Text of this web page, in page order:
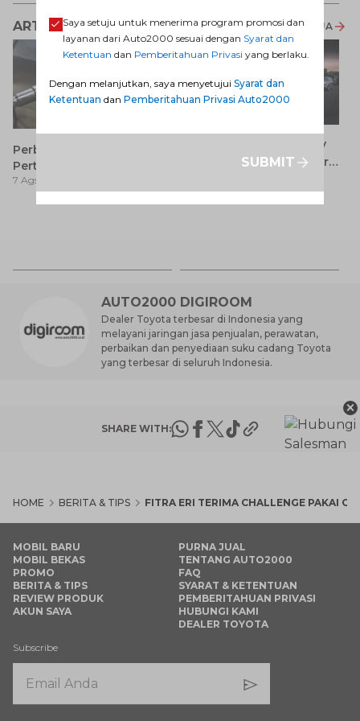
ARTIKEL LAINNYA LIHAT SEMUA
Perbedaan Pertamax dan
Pertalite: Mana yang Lebih
Baik untuk Mobil Toyota
7 Ags 2026
7 Keunggulan Mobil SUV
Dibanding MPV yang Perlu
AUTO2000 DIGIROOM
Dealer Toyota terbesar di Indonesia yang
melayani jaringan jasa penjualan, perawatan,
perbaikan dan penyediaan suku cadang Toyota
yang terbesar di seluruh Indonesia.
SHARE WITH:
HOME BERITA & TIPS FITRA ERI TERIMA CHALLENGE PAKAI
×
MOBIL BARU
MOBIL BEKAS
PROMO
BERITA & TIPS
REVIEW PRODUK
AKUN SAYA
PURNA JUAL
TENTANG AUTO2000
FAQ
SYARAT & KETENTUAN
PEMBERITAHUAN PRIVASI
HUBUNGI KAMI
DEALER TOYOTA
Subscribe
Saya setuju untuk menerima program promosi dan
layanan dari Auto2000 sesuai dengan Syarat dan
Ketentuan dan Pemberitahuan Privasi yang berlaku.
Dengan melanjutkan, saya menyetujui Syarat dan
Ketentuan dan Pemberitahuan Privasi Auto2000
SUBMIT